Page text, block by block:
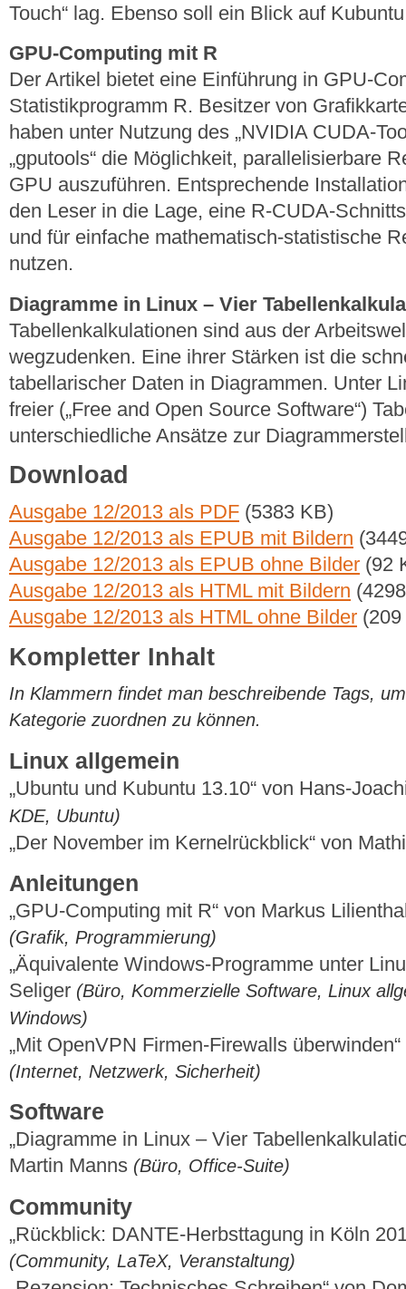
Touch“ lag. Ebenso soll ein Blick auf
GPU-Computing mit R
Der Artikel bietet eine Einführung in GPU-
Statistikprogramm R. Besitzer von
haben unter Nutzung des „NVIDIA CUDA-
„gputools“ die Möglichkeit, parallelisierbare
GPU auszuführen. Entsprechende
den Leser in die Lage, eine R-CUDA-
und für einfache mathematisch-statistische
nutzen.
Diagramme in Linux – Vier
Tabellenkalkulationen sind aus der
wegzudenken. Eine ihrer Stärken ist die
tabellarischer Daten in Diagrammen. Unter
freier („Free and Open Source Software“)
unterschiedliche Ansätze zur
Download
Ausgabe 12/2013 als PDF (5383 KB)
Ausgabe 12/2013 als EPUB mit Bildern
Ausgabe 12/2013 als EPUB ohne Bilder (92
Ausgabe 12/2013 als HTML mit Bildern
Ausgabe 12/2013 als HTML ohne Bilder
Kompletter Inhalt
In Klammern findet man beschreibende Tags,
Kategorie zuordnen zu können.
Linux allgemein
„Ubuntu und Kubuntu 13.10“ von Hans-
KDE, Ubuntu)
„Der November im Kernelrückblick“ von
Anleitungen
„GPU-Computing mit R“ von Markus
(Grafik, Programmierung)
„Äquivalente Windows-Programme unter
Seliger (Büro, Kommerzielle Software, Linux
Windows)
„Mit OpenVPN Firmen-Firewalls
(Internet, Netzwerk, Sicherheit)
Software
„Diagramme in Linux – Vier
Martin Manns (Büro, Office-Suite)
Community
„Rückblick: DANTE-Herbsttagung in Köln
(Community, LaTeX, Veranstaltung)